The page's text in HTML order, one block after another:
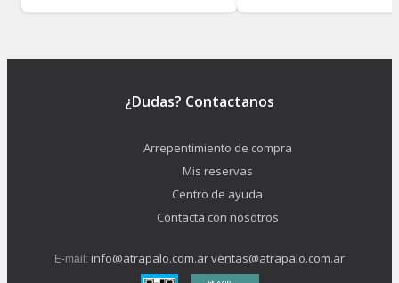
¿Dudas? Contactanos
Arrepentimiento de compra
Mis reservas
Centro de ayuda
Contacta con nosotros
E-mail: info@atrapalo.com.arventas@atrapalo.com.ar